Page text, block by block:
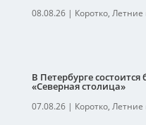
08.08.26| Коротко, Летние
В Петербурге
«Северная столица»
07.08.26| Коротко, Летние